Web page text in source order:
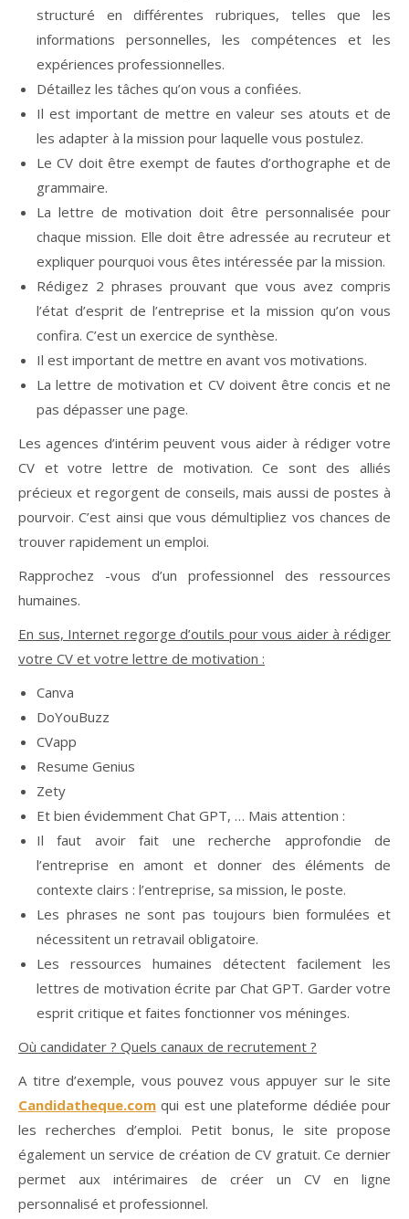
structuré en différentes rubriques, telles que les
informations personnelles, les compétences et les
expériences professionnelles.
Détaillez les tâches qu’on vous a confiées.
Il est important de mettre en valeur ses atouts et de
les adapter à la mission pour laquelle vous postulez.
Le CV doit être exempt de fautes d’orthographe et de
grammaire.
La lettre de motivation doit être personnalisée pour
chaque mission. Elle doit être adressée au recruteur et
expliquer pourquoi vous êtes intéressée par la mission.
Rédigez 2 phrases prouvant que vous avez compris
l’état d’esprit de l’entreprise et la mission qu’on vous
confira. C’est un exercice de synthèse.
Il est important de mettre en avant vos motivations.
La lettre de motivation et CV doivent être concis et ne
pas dépasser une page.
Les agences d’intérim peuvent vous aider à rédiger votre
CV et votre lettre de motivation. Ce sont des alliés
précieux et regorgent de conseils, mais aussi de postes à
pourvoir. C’est ainsi que vous démultipliez vos chances de
trouver rapidement un emploi.
Rapprochez -vous d’un professionnel des ressources
humaines.
En sus, Internet regorge d’outils pour vous aider à rédiger
votre CV et votre lettre de motivation :
Canva
DoYouBuzz
CVapp
Resume Genius
Zety
Et bien évidemment Chat GPT, … Mais attention :
Il faut avoir fait une recherche approfondie de
l’entreprise en amont et donner des éléments de
contexte clairs : l’entreprise, sa mission, le poste.
Les phrases ne sont pas toujours bien formulées et
nécessitent un retravail obligatoire.
Les ressources humaines détectent facilement les
lettres de motivation écrite par Chat GPT. Garder votre
esprit critique et faites fonctionner vos méninges.
Où candidater ? Quels canaux de recrutement ?
A titre d’exemple, vous pouvez vous appuyer sur le site
Candidatheque.com qui est une plateforme dédiée pour
les recherches d’emploi. Petit bonus, le site propose
également un service de création de CV gratuit. Ce dernier
permet aux intérimaires de créer un CV en ligne
personnalisé et professionnel.